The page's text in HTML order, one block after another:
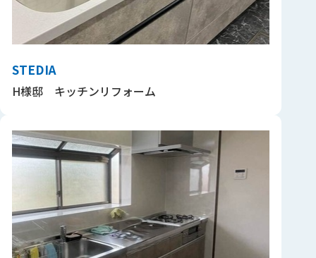
STEDIA
H様邸 キッチンリフォーム